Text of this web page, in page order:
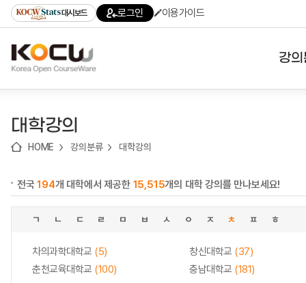
기
기
기
content)
가
대시보드 로그인 이용가이드
강
대학강의
HOME 강의분류 대학강의
전국194개 대학에서 제공한 15,515개의 대학 강의를 만나보세요!
ㄱ ㄴ ㄷ ㄹ ㅁ ㅂ ㅅ ㅇ ㅈ ㅊ ㅍ ㅎ
차의과학대학교 (5) 창신대학교 (37)
춘천교육대학교 (100) 충남대학교 (181)